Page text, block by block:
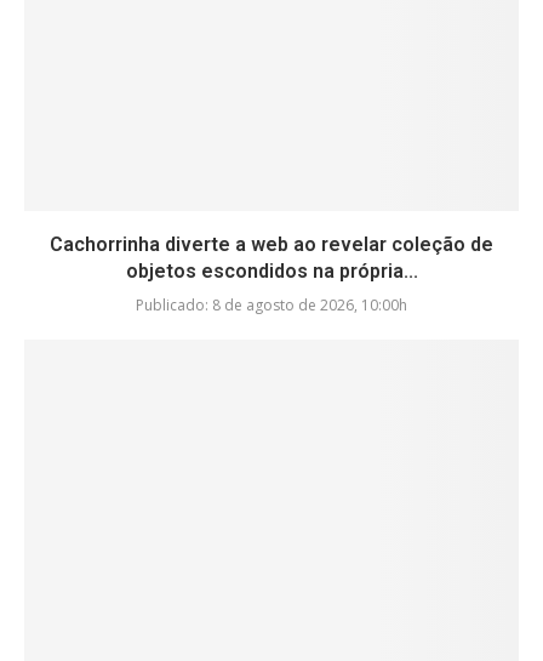
Cachorrinha diverte a web ao revelar coleção de
objetos escondidos na própria...
Publicado: 8 de agosto de 2026, 10:00h